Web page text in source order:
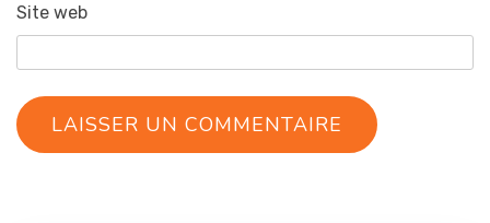
Site web